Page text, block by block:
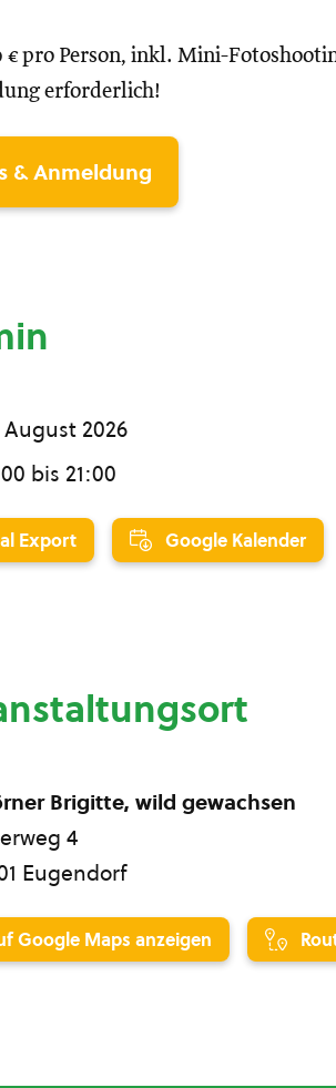
€ pro Person, inkl. Mini-
erforderlich!
& Anmeldung
August 2026
bis 21:00
Export Google Kalender
Brigitte, wild gewachsen
4
Eugendorf
Google Maps anzeigen